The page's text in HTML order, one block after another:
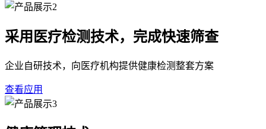
采用医疗检测技术，完成快速筛查
企业自研技术，向医疗机构提供健康检测整套方案
查看应用